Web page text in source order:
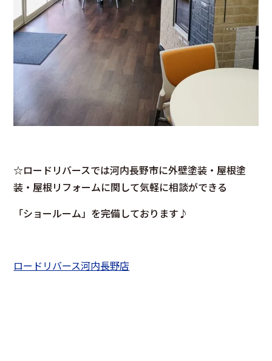
☆ロードリバースでは河内長野市に外壁塗装・屋根塗
装・屋根リフォームに関して気軽に相談ができる
「ショールーム」を完備しております♪
ロードリバース河内長野店